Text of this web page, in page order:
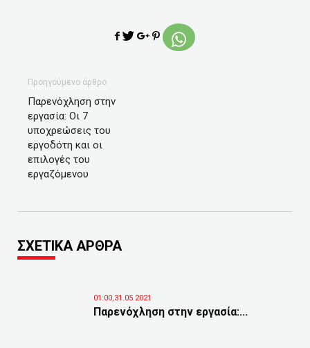
Προηγούμενο άρθρο
Παρενόχληση στην
εργασία: Οι 7
υποχρεώσεις του
εργοδότη και οι
επιλογές του
εργαζόμενου
ΣΧΕΤΙΚΑ ΑΡΘΡΑ
01:00,31.05.2021
Παρενόχληση στην εργασία:...